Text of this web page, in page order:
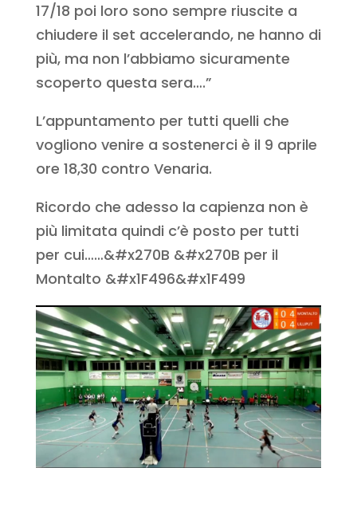
17/18 poi loro sono sempre riuscite a
chiudere il set accelerando, ne hanno di
più, ma non l’abbiamo sicuramente
scoperto questa sera….”
L’appuntamento per tutti quelli che
vogliono venire a sostenerci è il 9 aprile
ore 18,30 contro Venaria.
Ricordo che adesso la capienza non è
più limitata quindi c’è posto per tutti
per cui……&#x270B &#x270B per il
Montalto &#x1F496&#x1F499